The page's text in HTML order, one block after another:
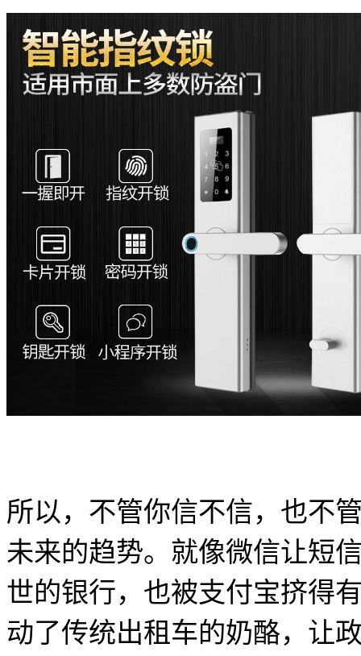
所以，不管你信不信，也不
未来的趋势。就像微信让短
世的银行，也被支付宝挤得
动了传统出租车的奶酪，让